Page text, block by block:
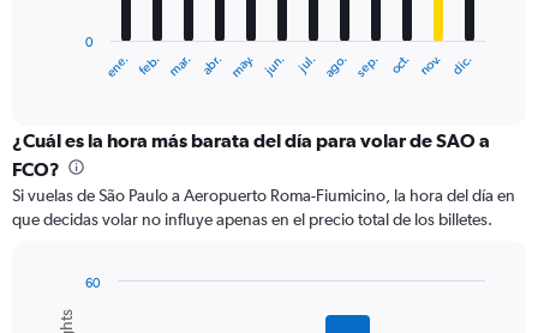
categories.
Range:
12
categories.
The
ene. feb. mar. abr. may. jun. jul. ago. sep. oct. nov. dic.
0
¿Cuál es la hora más barata del día para volar de SAO a
FCO?
Si vuelas de São Paulo a Aeropuerto Roma-Fiumicino, la hora del día en
que decidas volar no influye apenas en el precio total de los billetes.
chart
Chart
graphic.
60